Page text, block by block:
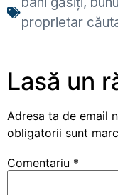
proprietar
Lasă un
Adresa ta de email
obligatorii sunt
Comentariu *